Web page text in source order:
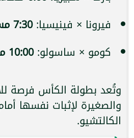
فيرونا × فينيسيا:7:30 مساءً
كومو × ساسولو:10:00 مساءً
وتُعد بطولة الكأس فرصة
والصغيرة لإثبات نفسها
الكالتشيو.